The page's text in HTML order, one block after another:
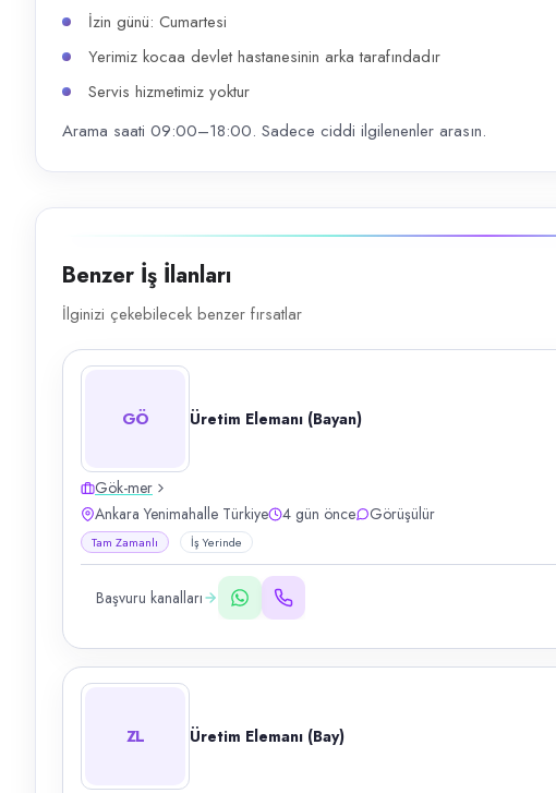
İzin günü: Cumartesi
Yerimiz kocaa devlet hastanesinin arka tarafındadır
Servis hizmetimiz yoktur
Arama saati 09:00–18:00. Sadece ciddi ilgilenenler arasın.
Benzer İş İlanları
İlginizi çekebilecek benzer fırsatlar
GÖ Üretim Elemanı (Bayan)
Gök-mer
Ankara Yenimahalle Türkiye
4 gün önce Görüşülür
Tam Zamanlı İş Yerinde
Başvuru kanalları
ZL Üretim Elemanı (Bay)